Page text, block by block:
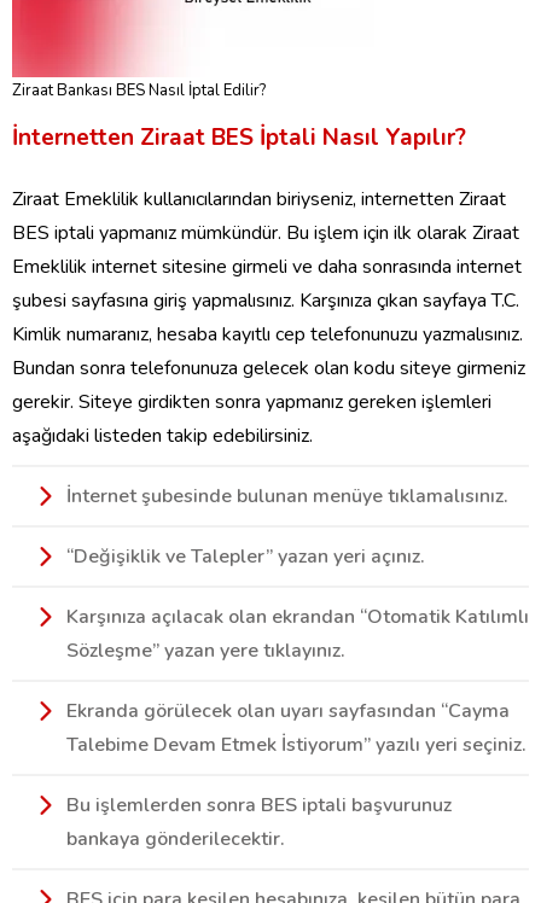
Ziraat Bankası BES Nasıl İptal Edilir?
İnternetten Ziraat BES İptali Nasıl Yapılır?
Ziraat Emeklilik kullanıcılarından biriyseniz, internetten Ziraat
BES iptali yapmanız mümkündür. Bu işlem için ilk olarak Ziraat
Emeklilik internet sitesine girmeli ve daha sonrasında internet
şubesi sayfasına giriş yapmalısınız. Karşınıza çıkan sayfaya T.C.
Kimlik numaranız, hesaba kayıtlı cep telefonunuzu yazmalısınız.
Bundan sonra telefonunuza gelecek olan kodu siteye girmeniz
gerekir. Siteye girdikten sonra yapmanız gereken işlemleri
aşağıdaki listeden takip edebilirsiniz.
İnternet şubesinde bulunan menüye tıklamalısınız.
“Değişiklik ve Talepler” yazan yeri açınız.
Karşınıza açılacak olan ekrandan “Otomatik Katılımlı
Sözleşme” yazan yere tıklayınız.
Ekranda görülecek olan uyarı sayfasından “Cayma
Talebime Devam Etmek İstiyorum” yazılı yeri seçiniz.
Bu işlemlerden sonra BES iptali başvurunuz
bankaya gönderilecektir.